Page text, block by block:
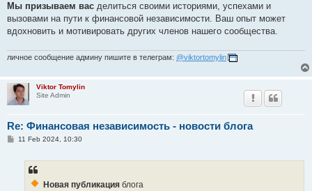
Мы призываем вас делиться своими историями, успехами и
вызовами на пути к финансовой независимости. Ваш опыт может
вдохновить и мотивировать других членов нашего сообщества.
личное сообщение админу пишите в телеграм: @viktortomylin
Viktor Tomylin
Site Admin
Re: Финансовая независимость - новости блога
P11 Feb 2024, 10:30
Новая публикация блога